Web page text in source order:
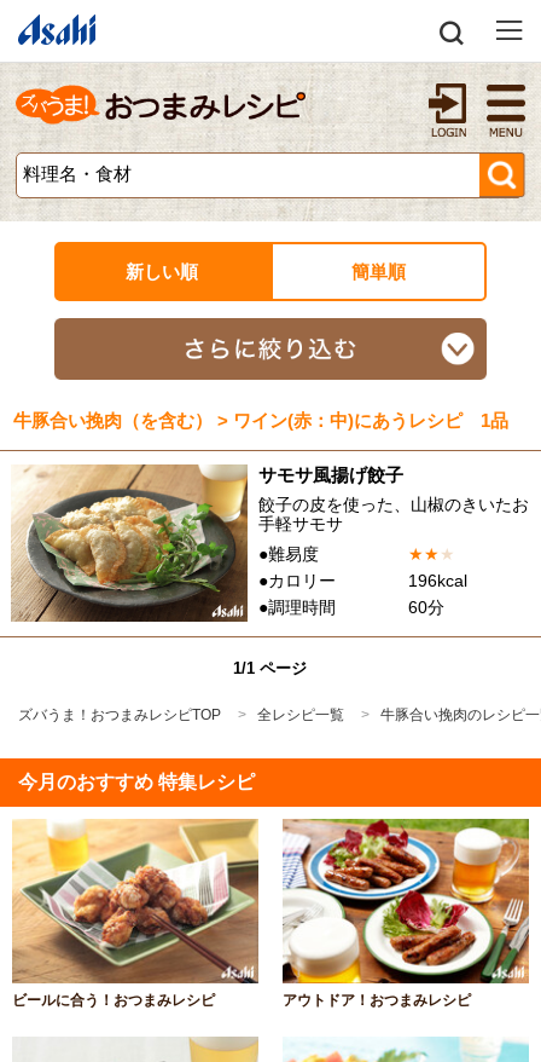
新しい順 簡単順
牛豚合い挽肉（を含む） > ワイン(赤：中)にあうレシピ 1品
サモサ風揚げ餃子
餃子の皮を使った、山椒のきいたお
手軽サモサ
●難易度
★★★
●カロリー
196kcal
●調理時間
60分
1/1 ページ
ズバうま！おつまみレシピTOP 全レシピ一覧 牛豚合い挽肉のレシピ
今月のおすすめ 特集レシピ
ビールに合う！おつまみレシピ アウトドア！おつまみレシピ